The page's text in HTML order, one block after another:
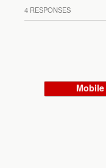
4 RESPONSES
Mobile